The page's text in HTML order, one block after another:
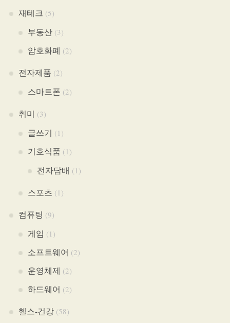
재테크 (5)
부동산(3)
암호화폐 (2)
전자제품 (2)
스마트폰 (2)
취미 (3)
글쓰기 (1)
기호식품 (1)
전자담배 (1)
스포츠 (1)
컴퓨팅 (9)
게임 (1)
소프트웨어 (2)
운영체제 (2)
하드웨어 (2)
헬스-건강(58)